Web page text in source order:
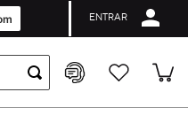
para collabs e licenças.
ENTRAR